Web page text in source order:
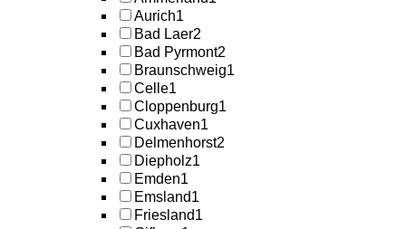
Aurich1
Bad Laer2
Bad Pyrmont2
Braunschweig1
Celle1
Cloppenburg1
Cuxhaven1
Delmenhorst2
Diepholz1
Emden1
Emsland1
Friesland1